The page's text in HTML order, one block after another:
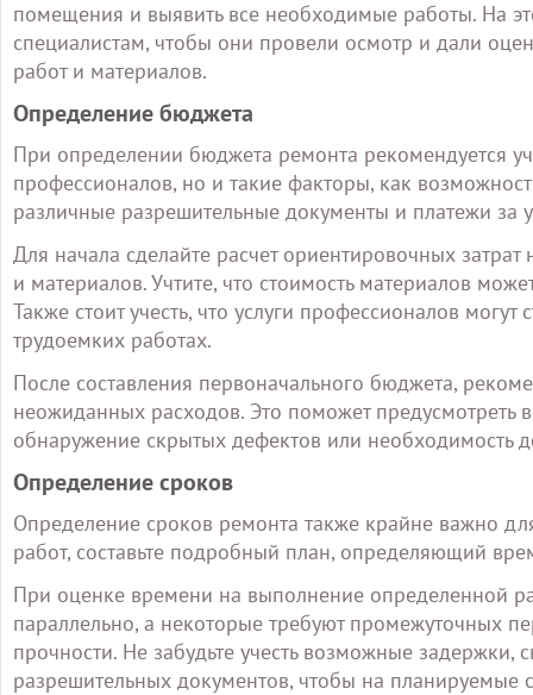
помещения и выявить все необходимые работы. На
специалистам, чтобы они провели осмотр и дали
работ и материалов.
Определение бюджета
При определении бюджета ремонта рекомендуется
профессионалов, но и такие факторы, как
различные разрешительные документы и платежи за
Для начала сделайте расчет ориентировочных
и материалов. Учтите, что стоимость материалов
Также стоит учесть, что услуги профессионалов
трудоемких работах.
После составления первоначального бюджета,
неожиданных расходов. Это поможет предусмотреть
обнаружение скрытых дефектов или необходимость
Определение сроков
Определение сроков ремонта также крайне важно
работ, составьте подробный план, определяющий
При оценке времени на выполнение определенной
параллельно, а некоторые требуют промежуточных
прочности. Не забудьте учесть возможные
разрешительных документов, чтобы на